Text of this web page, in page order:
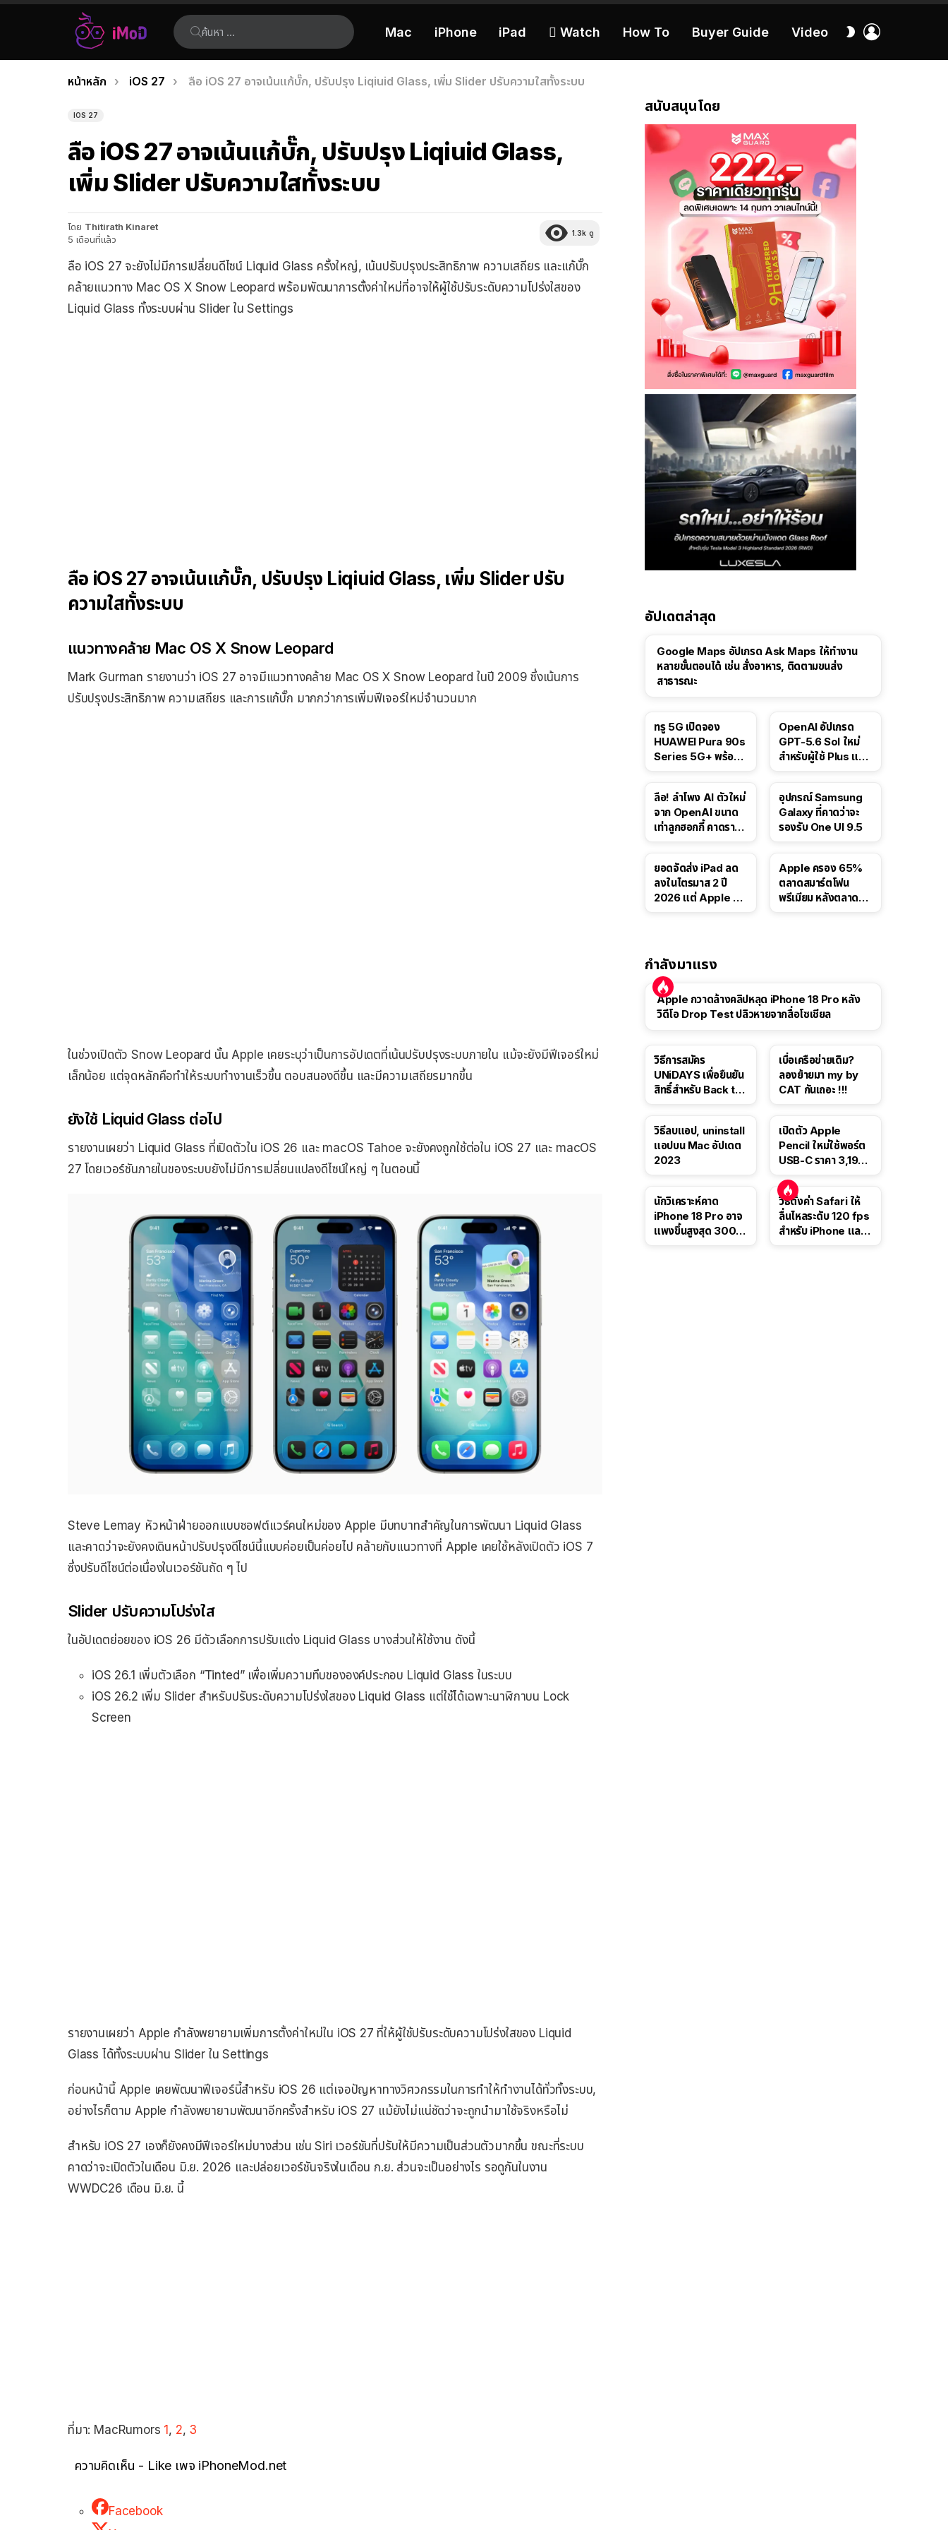
ค้นหา:
Mac iPhone iPad  Watch How To Buyer Guide Video
สลับ
เรื่อง
ล่าสุด
คุณอยู่ที่นี่:
หน้าหลัก iOS 27 ลือ iOS 27 อาจเน้นแก้บั๊ก, ปรับปรุง Liqiuid Glass, เพิ่ม Slider ปรับความใสทั้งระบบ
IOS 27
ลือ iOS 27 อาจเน้นแก้บั๊ก, ปรับปรุง Liqiuid Glass,
เพิ่ม Slider ปรับความใสทั้งระบบ
โดย Thitirath Kinaret
5 เดือนที่แล้ว
1.3k ดู
ลือ iOS 27 จะยังไม่มีการเปลี่ยนดีไซน์ Liquid Glass ครั้งใหญ่, เน้นปรับปรุงประสิทธิภาพ ความเสถียร และแก้บั๊ก
คล้ายแนวทาง Mac OS X Snow Leopard พร้อมพัฒนาการตั้งค่าใหม่ที่อาจให้ผู้ใช้ปรับระดับความโปร่งใสของ
Liquid Glass ทั้งระบบผ่าน Slider ใน Settings
ลือ iOS 27 อาจเน้นแก้บั๊ก, ปรับปรุง Liqiuid Glass, เพิ่ม Slider ปรับ
ความใสทั้งระบบ
แนวทางคล้าย Mac OS X Snow Leopard
Mark Gurman รายงานว่า iOS 27 อาจมีแนวทางคล้าย Mac OS X Snow Leopard ในปี 2009 ซึ่งเน้นการ
ปรับปรุงประสิทธิภาพ ความเสถียร และการแก้บั๊ก มากกว่าการเพิ่มฟีเจอร์ใหม่จำนวนมาก
ในช่วงเปิดตัว Snow Leopard นั้น Apple เคยระบุว่าเป็นการอัปเดตที่เน้นปรับปรุงระบบภายใน แม้จะยังมีฟีเจอร์ใหม่
เล็กน้อย แต่จุดหลักคือทำให้ระบบทำงานเร็วขึ้น ตอบสนองดีขึ้น และมีความเสถียรมากขึ้น
ยังใช้ Liquid Glass ต่อไป
รายงานเผยว่า Liquid Glass ที่เปิดตัวใน iOS 26 และ macOS Tahoe จะยังคงถูกใช้ต่อใน iOS 27 และ macOS
27 โดยเวอร์ชันภายในของระบบยังไม่มีการเปลี่ยนแปลงดีไซน์ใหญ่ ๆ ในตอนนี้
Steve Lemay หัวหน้าฝ่ายออกแบบซอฟต์แวร์คนใหม่ของ Apple มีบทบาทสำคัญในการพัฒนา Liquid Glass
และคาดว่าจะยังคงเดินหน้าปรับปรุงดีไซน์นี้แบบค่อยเป็นค่อยไป คล้ายกับแนวทางที่ Apple เคยใช้หลังเปิดตัว iOS 7
ซึ่งปรับดีไซน์ต่อเนื่องในเวอร์ชันถัด ๆ ไป
Slider ปรับความโปร่งใส
ในอัปเดตย่อยของ iOS 26 มีตัวเลือกการปรับแต่ง Liquid Glass บางส่วนให้ใช้งาน ดังนี้
iOS 26.1 เพิ่มตัวเลือก “Tinted” เพื่อเพิ่มความทึบขององค์ประกอบ Liquid Glass ในระบบ
iOS 26.2 เพิ่ม Slider สำหรับปรับระดับความโปร่งใสของ Liquid Glass แต่ใช้ได้เฉพาะนาฬิกาบน Lock
Screen
รายงานเผยว่า Apple กำลังพยายามเพิ่มการตั้งค่าใหม่ใน iOS 27 ที่ให้ผู้ใช้ปรับระดับความโปร่งใสของ Liquid
Glass ได้ทั้งระบบผ่าน Slider ใน Settings
ก่อนหน้านี้ Apple เคยพัฒนาฟีเจอร์นี้สำหรับ iOS 26 แต่เจอปัญหาทางวิศวกรรมในการทำให้ทำงานได้ทั่วทั้งระบบ,
อย่างไรก็ตาม Apple กำลังพยายามพัฒนาอีกครั้งสำหรับ iOS 27 แม้ยังไม่แน่ชัดว่าจะถูกนำมาใช้จริงหรือไม่
สำหรับ iOS 27 เองก็ยังคงมีฟีเจอร์ใหม่บางส่วน เช่น Siri เวอร์ชันที่ปรับให้มีความเป็นส่วนตัวมากขึ้น ขณะที่ระบบ
คาดว่าจะเปิดตัวในเดือน มิ.ย. 2026 และปล่อยเวอร์ชันจริงในเดือน ก.ย. ส่วนจะเป็นอย่างไร รอดูกันในงาน
WWDC26 เดือน มิ.ย. นี้
ที่มา: MacRumors 1 , 2, 3
ความคิดเห็น - Like เพจ iPhoneMod.net
Facebook
สนับสนุนโดย
อัปเดตล่าสุด
Google Maps อัปเกรด Ask Maps ให้ทำงาน
หลายขั้นตอนได้ เช่น สั่งอาหาร, ติดตามขนส่ง
สาธารณะ
ทรู 5G เปิดจอง
HUAWEI Pura 90s
Series 5G+ พร้อม
OpenAI อัปเกรด
GPT-5.6 Sol ใหม่
สำหรับผู้ใช้ Plus และ
ลือ! ลำโพง AI ตัวใหม่
จาก OpenAI ขนาด
เท่าลูกฮอกกี้ คาดราคา
อุปกรณ์ Samsung
Galaxy ที่คาดว่าจะ
รองรับ One UI 9.5
ยอดจัดส่ง iPad ลด
ลงในไตรมาส 2 ปี
2026 แต่ Apple ยัง
Apple ครอง 65%
ตลาดสมาร์ตโฟน
พรีเมียม หลังตลาดทำ
กำลังมาแรง
Apple กวาดล้างคลิปหลุด iPhone 18 Pro หลัง
วิดีโอ Drop Test ปลิวหายจากสื่อโซเชียล
วิธีการสมัคร
UNiDAYS เพื่อยืนยัน
สิทธิ์สำหรับ Back to
เบื่อเครือข่ายเดิม?
ลองย้ายมา my by
CAT กันเถอะ !!!
วิธีลบแอป, uninstall
แอปบน Mac อัปเดต
2023
เปิดตัว Apple
Pencil ใหม่ใช้พอร์ต
USB-C ราคา 3,190
นี้
นักวิเคราะห์คาด
iPhone 18 Pro อาจ
แพงขึ้นสูงสุด 300
วิธีตั้งค่า Safari ให้
ลื่นไหลระดับ 120 fps
สำหรับ iPhone และ